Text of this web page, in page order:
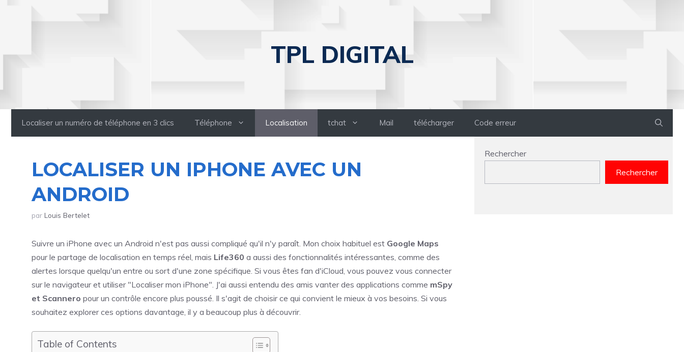
TPL DIGITAL
Localiser un numéro de téléphone en 3 clics Téléphone Localisation tchat Mail télécharger Code erreur
LOCALISER UN IPHONE AVEC UN
ANDROID
par Louis Bertelet
Suivre un iPhone avec un Android n'est pas aussi compliqué qu'il n'y paraît. Mon choix habituel est Google Maps
pour le partage de localisation en temps réel, mais Life360 a aussi des fonctionnalités intéressantes, comme des
alertes lorsque quelqu'un entre ou sort d'une zone spécifique. Si vous êtes fan d'iCloud, vous pouvez vous connecter
sur le navigateur et utiliser "Localiser mon iPhone". J'ai aussi entendu des amis vanter des applications comme mSpy
et Scannero pour un contrôle encore plus poussé. Il s'agit de choisir ce qui convient le mieux à vos besoins. Si vous
souhaitez explorer ces options davantage, il y a beaucoup plus à découvrir.
Table of Contents
Rechercher
Rechercher